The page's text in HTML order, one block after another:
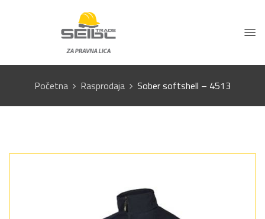
Početna Rasprodaja Sober softshell – 4513